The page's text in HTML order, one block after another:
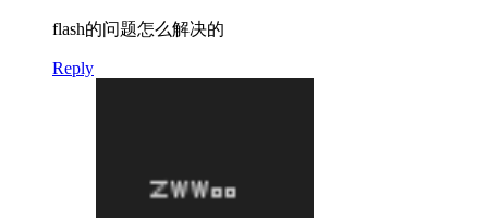
flash的问题怎么解决的
Reply